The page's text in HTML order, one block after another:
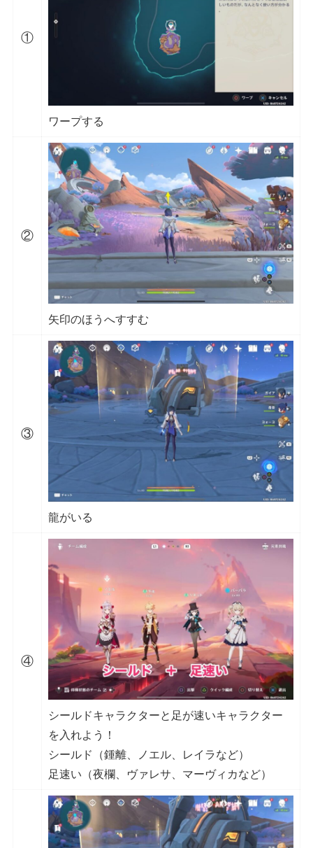
①
ワープする
②
矢印のほうへすすむ
③
龍がいる
④
シールドキャラクターと足が速いキャラクター
を入れよう！
シールド（鍾離、ノエル、レイラなど）
足速い（夜欄、ヴァレサ、マーヴィカなど）